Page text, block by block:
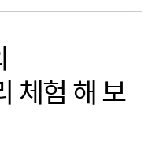
체험 해 보